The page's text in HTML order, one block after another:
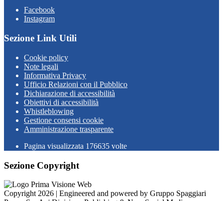
Facebook
Instagram
Sezione Link Utili
Cookie policy
Note legali
Informativa Privacy
Ufficio Relazioni con il Pubblico
Dichiarazione di accessibilità
Obiettivi di accessibilità
Whistleblowing
Gestione consensi cookie
Amministrazione trasparente
Pagina visualizzata 176635 volte
Sezione Copyright
Copyright 2026 | Engineered and powered by Gruppo Spaggiari